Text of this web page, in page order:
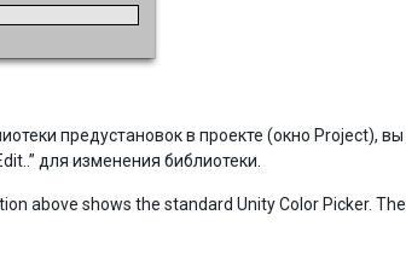
предустановок в проекте (окно Project),
для изменения библиотеки.
above shows the standard Unity Color Picker.